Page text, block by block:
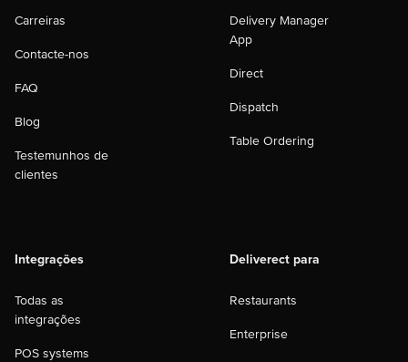
Carreiras
Contacte-nos
FAQ
Blog
Testemunhos de
clientes
Delivery Manager
App
Direct
Dispatch
Table Ordering
Integrações
Todas as
integrações
POS systems
Deliverect para
Restaurants
Enterprise